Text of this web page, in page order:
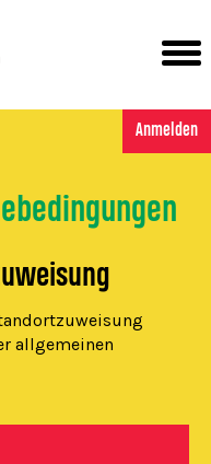
Anmelden
allgemeinen